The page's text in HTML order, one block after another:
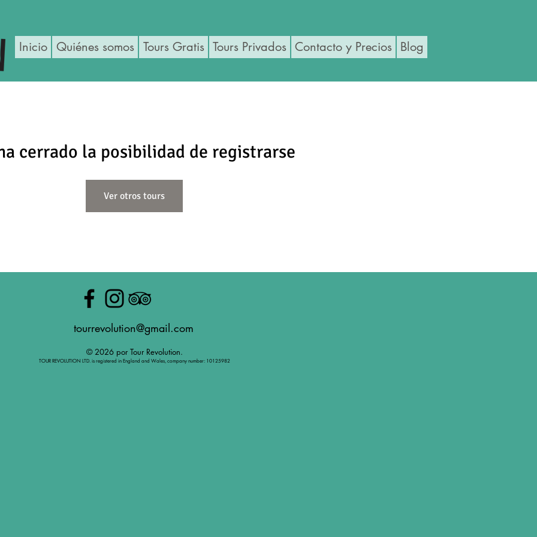
Inicio Quiénes somos Tours Gratis Tours Privados Contacto y Precios Blog
cerrado la posibilidad de registrarse
Ver otros tours
tourrevolution@gmail.com
© 2026 por Tour Revolution.
TOUR REVOLUTION LTD. is registered in England and Wales, company number: 10125982